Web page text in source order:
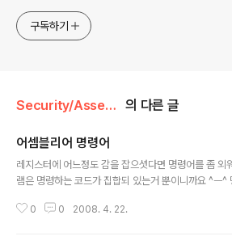
구독하기
Security/Assembly 의 다른 글
어셈블리어 명령어
레지스터에 어느정도 감을 잡으셧다면 명령어를 좀 외
램은 명령하는 코드가 집합되 있는거 뿐이니까요 ^ㅡ^
뺄셈, SBB: 뺄셈 MUL: 곱셈, IMUL: 부호달린 곱셈,
0 0 2008. 4. 22.